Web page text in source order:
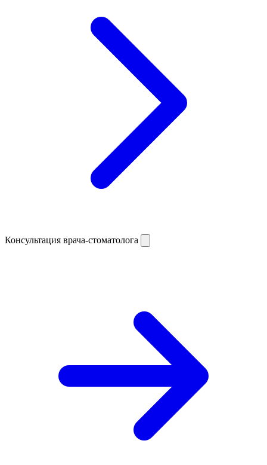
Консультация врача-стоматолога